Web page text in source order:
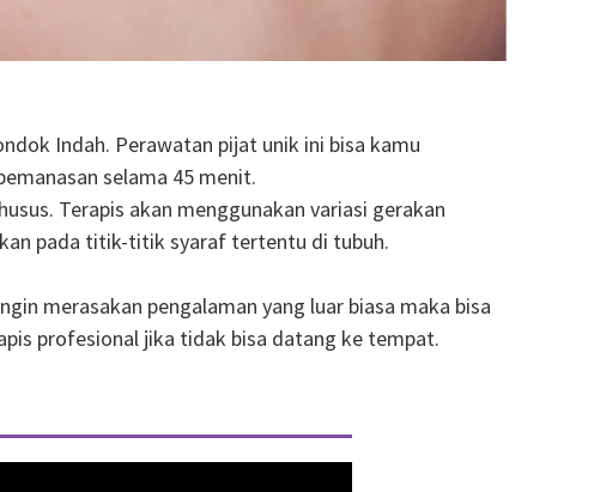
Indah. Perawatan pijat unik ini bisa kamu
selama 45 menit.
Terapis akan menggunakan variasi gerakan
pada titik-titik syaraf tertentu di tubuh.
merasakan pengalaman yang luar biasa maka bisa
profesional jika tidak bisa datang ke tempat.